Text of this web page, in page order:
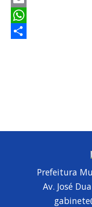
Email
WhatsApp
Prefeitura
Av. José